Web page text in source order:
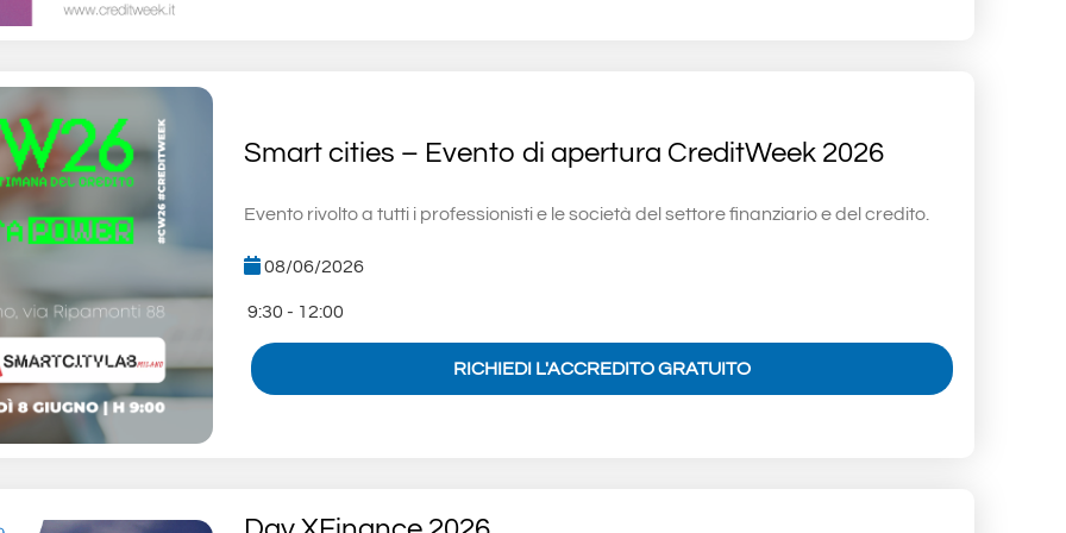
Smart cities – Evento di apertura CreditWeek 2026
Evento rivolto a tutti i professionisti e le società del settore finanziario e del credito.
08/06/2026
9:30 - 12:00
RICHIEDI L'ACCREDITO GRATUITO